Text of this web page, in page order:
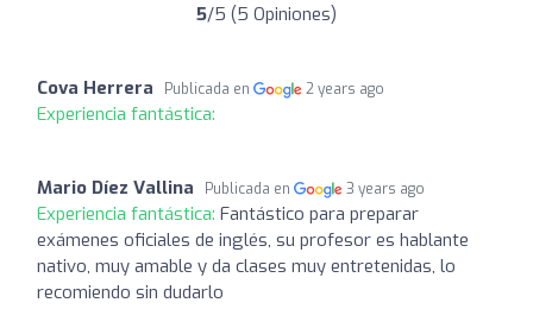
5/5 (5 Opiniones)
Cova Herrera Publicada en 2 years ago
Experiencia fantástica:
Mario Díez Vallina Publicada en 3 years ago
Experiencia fantástica: Fantástico para preparar
exámenes oficiales de inglés, su profesor es hablante
nativo, muy amable y da clases muy entretenidas, lo
recomiendo sin dudarlo